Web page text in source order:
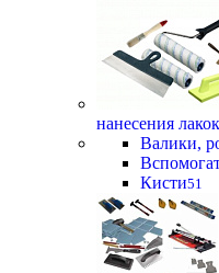
нанесения
Валики,
Кисти51